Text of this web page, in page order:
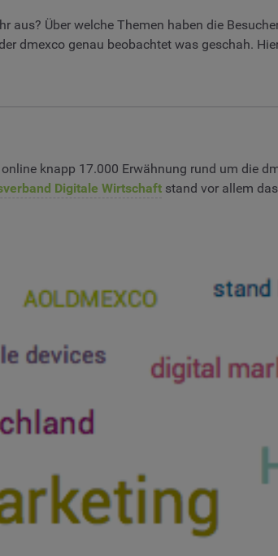
Über welche Themen haben die
dmexco genau beobachtet was geschah.
knapp 17.000 Erwähnung rund um die
Digitale Wirtschaft stand vor allem